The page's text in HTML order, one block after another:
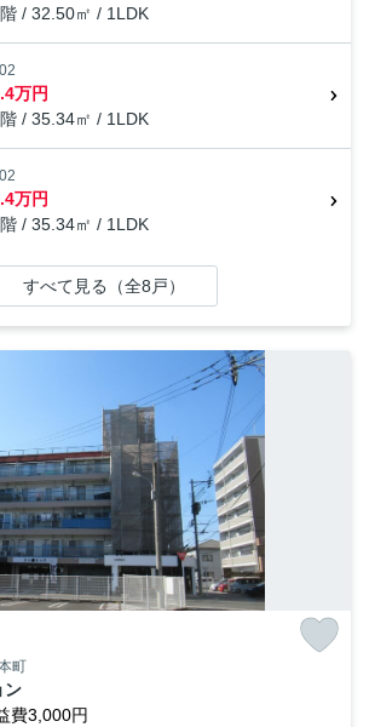
/ 32.50㎡ / 1LDK
万円
/ 35.34㎡ / 1LDK
万円
/ 35.34㎡ / 1LDK
すべて見る（全8戸）
町
ン
費3,000円